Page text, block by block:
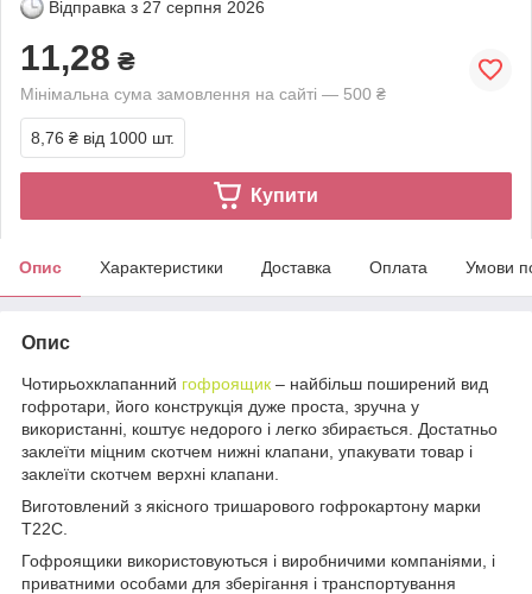
Відправка з 27 серпня 2026
11,28 ₴
Мінімальна сума замовлення на сайті — 500 ₴
8,76 ₴ від 1000 шт.
Купити
Опис Характеристики Доставка Оплата Умови
Опис
Чотирьохклапанний гофроящик – найбільш поширений вид
гофротари, його конструкція дуже проста, зручна у
використанні, коштує недорого і легко збирається. Достатньо
заклеїти міцним скотчем нижні клапани, упакувати товар і
заклеїти скотчем верхні клапани.
Виготовлений з якісного тришарового гофрокартону марки
Т22С.
Гофроящики використовуються і виробничими компаніями, і
приватними особами для зберігання і транспортування